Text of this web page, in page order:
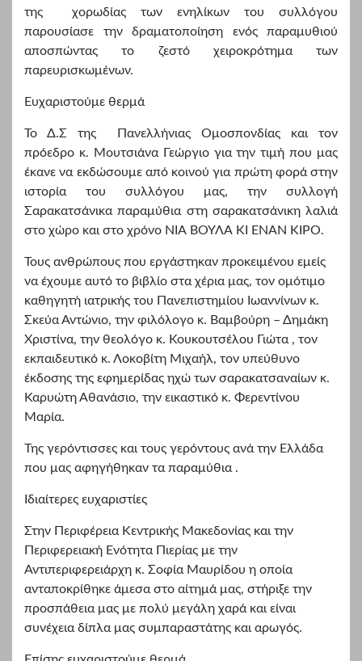
της χορωδίας των ενηλίκων του συλλόγου
παρουσίασε την δραματοποίηση ενός παραμυθιού
αποσπώντας το ζεστό χειροκρότημα των
παρευρισκωμένων.
Ευχαριστούμε θερμά
Το Δ.Σ της Πανελλήνιας Ομοσπονδίας και τον
πρόεδρο κ. Μουτσιάνα Γεώργιο για την τιμή που μας
έκανε να εκδώσουμε από κοινού για πρώτη φορά στην
ιστορία του συλλόγου μας, την συλλογή
Σαρακατσάνικα παραμύθια στη σαρακατσάνικη λαλιά
στο χώρο και στο χρόνο ΝΙΑ ΒΟΥΛΑ ΚΙ ΕΝΑΝ ΚΙΡΟ.
Τους ανθρώπους που εργάστηκαν προκειμένου εμείς
να έχουμε αυτό το βιβλίο στα χέρια μας, τον ομότιμο
καθηγητή ιατρικής του Πανεπιστημίου Ιωαννίνων κ.
Σκεύα Αντώνιο, την φιλόλογο κ. Βαμβούρη – Δημάκη
Χριστίνα, την θεολόγο κ. Κουκουτσέλου Γιώτα , τον
εκπαιδευτικό κ. Λοκοβίτη Μιχαήλ, τον υπεύθυνο
έκδοσης της εφημερίδας ηχώ των σαρακατσαναίων κ.
Καρυώτη Αθανάσιο, την εικαστικό κ. Φερεντίνου
Μαρία.
Της γερόντισσες και τους γερόντους ανά την Ελλάδα
που μας αφηγήθηκαν τα παραμύθια .
Ιδιαίτερες ευχαριστίες
Στην Περιφέρεια Κεντρικής Μακεδονίας και την
Περιφερειακή Ενότητα Πιερίας με την
Αντιπεριφερειάρχη κ. Σοφία Μαυρίδου η οποία
ανταποκρίθηκε άμεσα στο αίτημά μας, στήριξε την
προσπάθεια μας με πολύ μεγάλη χαρά και είναι
συνέχεια δίπλα μας συμπαραστάτης και αρωγός.